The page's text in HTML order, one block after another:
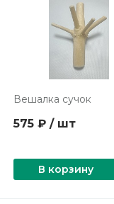
Вешалка сучок
575 ₽ / шт
В корзину